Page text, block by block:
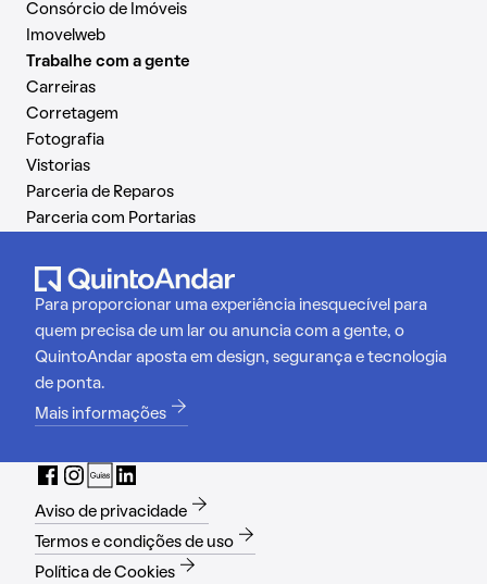
Consórcio de Imóveis
Imovelweb
Trabalhe com a gente
Carreiras
Corretagem
Fotografia
Vistorias
Parceria de Reparos
Parceria com Portarias
Para proporcionar uma experiência inesquecível para
quem precisa de um lar ou anuncia com a gente, o
QuintoAndar aposta em design, segurança e tecnologia
de ponta.
Mais informações
Aviso de privacidade
Termos e condições de uso
Política de Cookies